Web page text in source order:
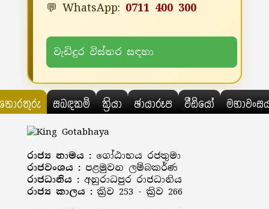
💬 WhatsApp: 0711 400 300
වැඩිදුර විස්තර සඳහා
සබඳකම් ක්‍රියා ඡායාරූප වීඩියෝ
රාජ්‍ය නාමය : ගෝඨාභය රජතුමා
රාජවංශය : පළමුවන ලම්බකර්ණ
රාජධානිය : අනුරාධපුර රාජධානිය
රාජ්‍ය කාලය : ක්‍රිව 253 - ක්‍රිව 266